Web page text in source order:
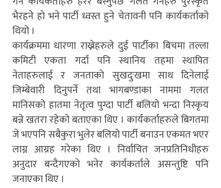
भैरहने हो भने पार्टी ध्वस्त हुने चेतावनी पनि कार्यकर्ताको
थियो ।
कार्यक्रममा धारणा राख्नेहरुले दुई पार्टीका बिचमा तल्ला
कमिटी एकता गर्दा पनि स्थानिय तहमा स्थापित
नेताहरुलाई र जनताको सुखदुःखमा साथ दिनेलाई
जिम्बेवारी दिनुपर्ने तथा भागबण्डाका नाममा गलत
मानिसको हातमा नेतृत्व पुग्दा पार्टी बलियो भन्दा निस्कृय
बन्ने खतरा रहेको बताएका थिए । कार्यकर्ताहरुले बिगतमा
जे भएपनि सबैकुरा भुलेर बलियो पार्टी बनाउन एकमत भएर
लाग्न आग्रह गरेका थिए । निर्वाचित जनप्रतिनिधीहरु
अनुदार बन्दैगएको भनेर कार्यकर्ताले असन्तुष्टि पनि
जनाएका थिए ।